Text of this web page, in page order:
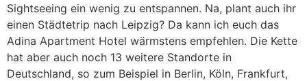
Sightseeing ein wenig zu entspannen. Na, plant auch ihr
einen Städtetrip nach Leipzig? Da kann ich euch das
Adina Apartment Hotel wärmstens empfehlen. Die Kette
hat aber auch noch 13 weitere Standorte in
Deutschland, so zum Beispiel in Berlin, Köln, Frankfurt,